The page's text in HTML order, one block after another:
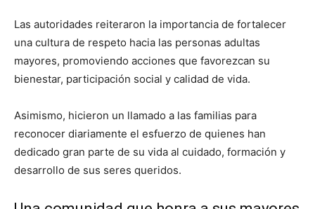
Las autoridades reiteraron la importancia de fortalecer
una cultura de respeto hacia las personas adultas
mayores, promoviendo acciones que favorezcan su
bienestar, participación social y calidad de vida.
Asimismo, hicieron un llamado a las familias para
reconocer diariamente el esfuerzo de quienes han
dedicado gran parte de su vida al cuidado, formación y
desarrollo de sus seres queridos.